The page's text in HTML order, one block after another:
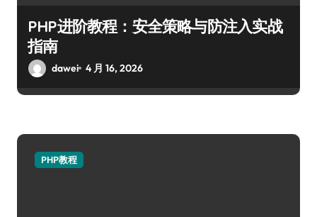
PHP进阶教程：安全策略与防注入实战
指南
dawei 4 月 16, 2026
PHP教程